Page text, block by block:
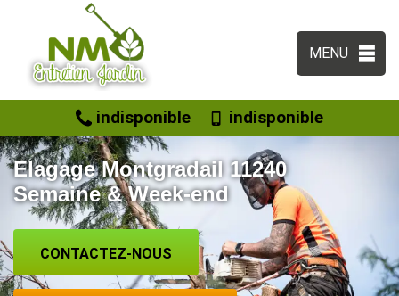
MENU
indisponible indisponible
Elagage Montgradail 11240
Semaine & Week-end
CONTACTEZ-NOUS